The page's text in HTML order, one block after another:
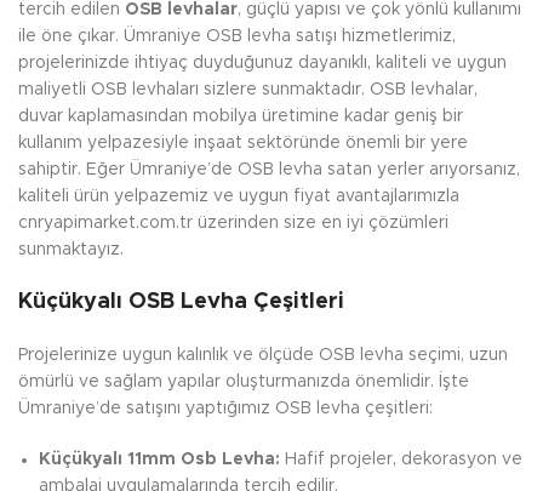
tercih edilen OSB levhalar, güçlü yapısı ve çok yönlü kullanımı
ile öne çıkar. Ümraniye OSB levha satışı hizmetlerimiz,
projelerinizde ihtiyaç duyduğunuz dayanıklı, kaliteli ve uygun
maliyetli OSB levhaları sizlere sunmaktadır. OSB levhalar,
duvar kaplamasından mobilya üretimine kadar geniş bir
kullanım yelpazesiyle inşaat sektöründe önemli bir yere
sahiptir. Eğer Ümraniye’de OSB levha satan yerler arıyorsanız,
kaliteli ürün yelpazemiz ve uygun fiyat avantajlarımızla
cnryapimarket.com.tr üzerinden size en iyi çözümleri
sunmaktayız.
Küçükyalı OSB Levha Çeşitleri
Projelerinize uygun kalınlık ve ölçüde OSB levha seçimi, uzun
ömürlü ve sağlam yapılar oluşturmanızda önemlidir. İşte
Ümraniye’de satışını yaptığımız OSB levha çeşitleri:
Küçükyalı 11mm Osb Levha: Hafif projeler, dekorasyon ve
ambalaj uygulamalarında tercih edilir.